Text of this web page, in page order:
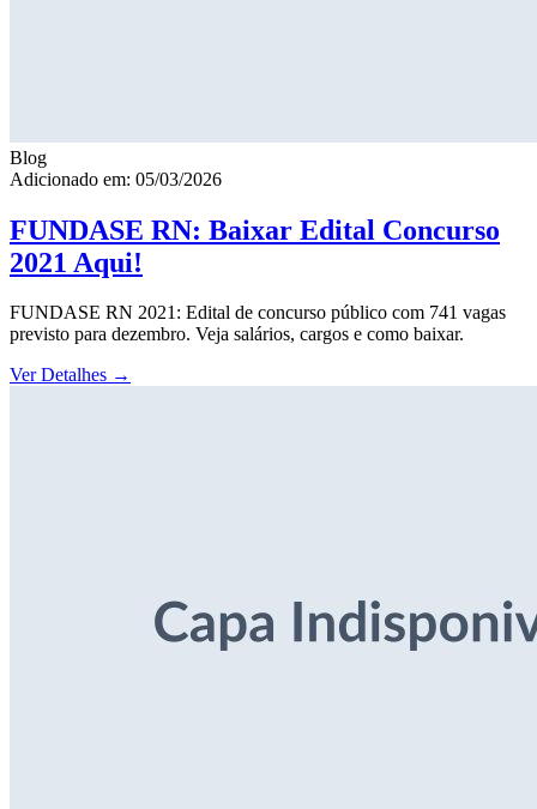
Blog
Adicionado em: 05/03/2026
FUNDASE RN: Baixar Edital Concurso
2021 Aqui!
FUNDASE RN 2021: Edital de concurso público com 741 vagas
previsto para dezembro. Veja salários, cargos e como baixar.
Ver Detalhes →